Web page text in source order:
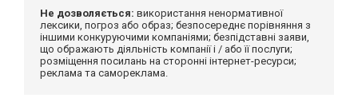
Не дозволяється: використання ненормативної
лексики, погроз або образ; безпосереднє порівняння з
іншими конкуруючими компаніями; безпідставні заяви,
що ображають діяльність компанії і / або її послуги;
розміщення посилань на сторонні інтернет-ресурси;
реклама та самореклама.